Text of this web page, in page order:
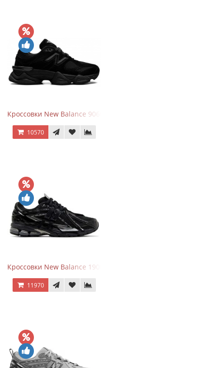
Кроссовки New Balance 9060 Triple Black
10570
Кроссовки New Balance 1906A Black Silver
11970